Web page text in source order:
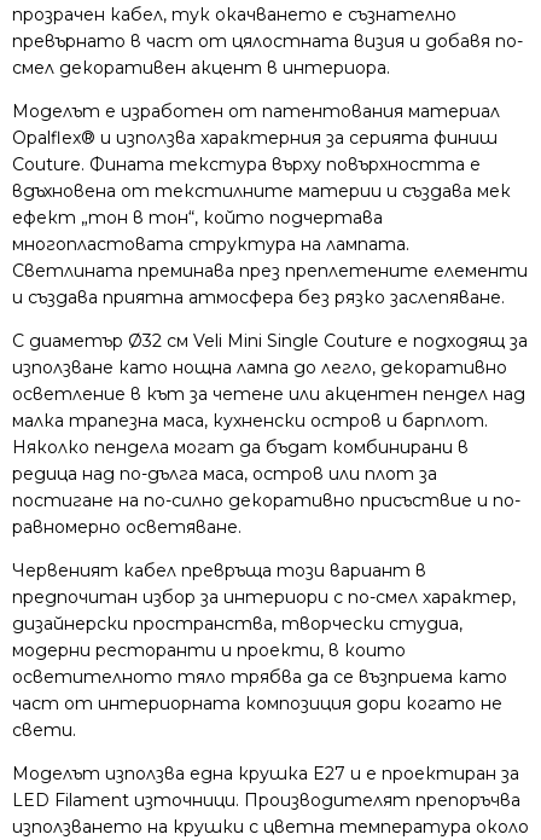
прозрачен кабел, тук окачването е съзнателно
превърнато в част от цялостната визия и добавя по-
смел декоративен акцент в интериора.
Моделът е изработен от патентования материал
Opalflex® и използва характерния за серията финиш
Couture. Фината текстура върху повърхността е
вдъхновена от текстилните материи и създава мек
ефект „тон в тон“, който подчертава
многопластовата структура на лампата.
Светлината преминава през преплетените елементи
и създава приятна атмосфера без рязко заслепяване.
С диаметър Ø32 см Veli Mini Single Couture е подходящ за
използване като нощна лампа до легло, декоративно
осветление в кът за четене или акцентен пендел над
малка трапезна маса, кухненски остров и барплот.
Няколко пендела могат да бъдат комбинирани в
редица над по-дълга маса, остров или плот за
постигане на по-силно декоративно присъствие и по-
равномерно осветяване.
Червеният кабел превръща този вариант в
предпочитан избор за интериори с по-смел характер,
дизайнерски пространства, творчески студиа,
модерни ресторанти и проекти, в които
осветителното тяло трябва да се възприема като
част от интериорната композиция дори когато не
свети.
Моделът използва една крушка E27 и е проектиран за
LED Filament източници. Производителят препоръчва
използването на крушки с цветна температура около